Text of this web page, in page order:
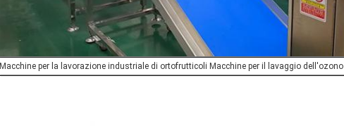
Macchine per la lavorazione industriale di ortofrutticoli Macchine per il lavaggio dell'ozono